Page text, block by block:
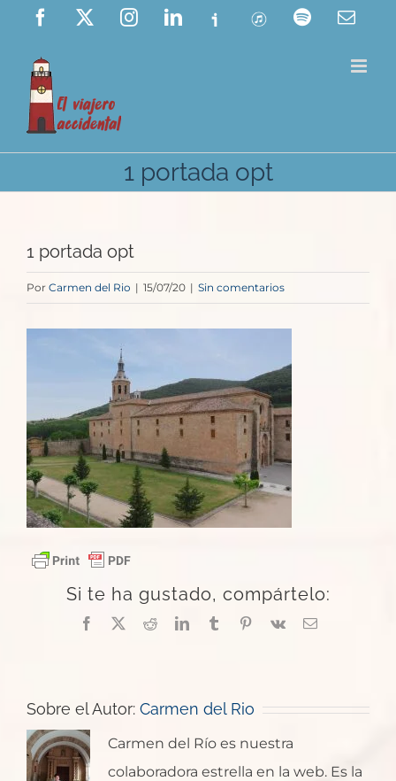
Saltar
contenido
Facebook InstagramLinkedIn
Ivoox ITunes Spotify
1 portada opt
1 portada opt
Por Carmen del Rio | 15/07/20 | Sin comentarios
Si te ha gustado, compártelo:
Facebook
X RedditLinkedInTumblrPinterest
Vk
Correo
Sobre el Autor: Carmen del Rio
Carmen del Río es nuestra
colaboradora estrella en la web. Es la